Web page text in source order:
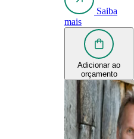
Saiba
mais
Adicionar ao
orçamento